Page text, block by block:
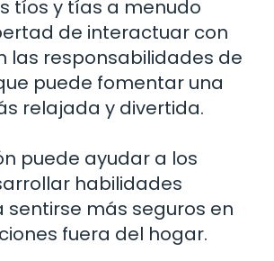
tíos y tías a menudo
de interactuar con
las responsabilidades de
puede fomentar una
relajada y divertida.
puede ayudar a los
habilidades
sentirse más seguros en
fuera del hogar.